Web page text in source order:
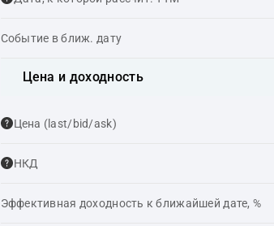
Событие в ближ. дату
Цена и доходность
Цена (last/bid/ask)
НКД
Эффективная доходность к ближайшей дате, %